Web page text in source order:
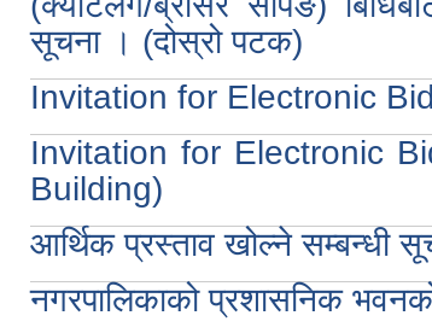
सूचना । (दोस्रो पटक)
Invitation for Electronic
Invitation for Electronic
Building)
आर्थिक प्रस्ताव खोल्ने सम्बन्धी
नगरपालिकाको प्रशासनिक